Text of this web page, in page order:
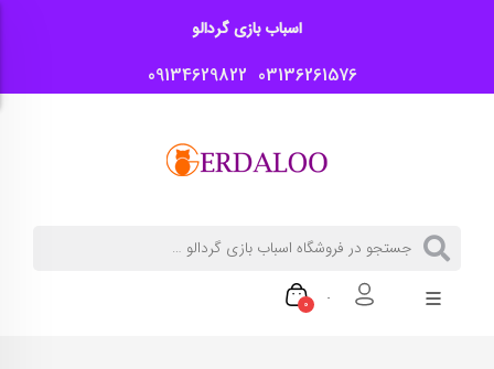
اسباب بازی گردالو
03136261576
09134629822
0